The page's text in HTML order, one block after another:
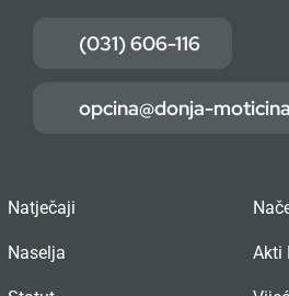
(031) 606-116
opcina@donja-
Natječaji
Naselja Akti